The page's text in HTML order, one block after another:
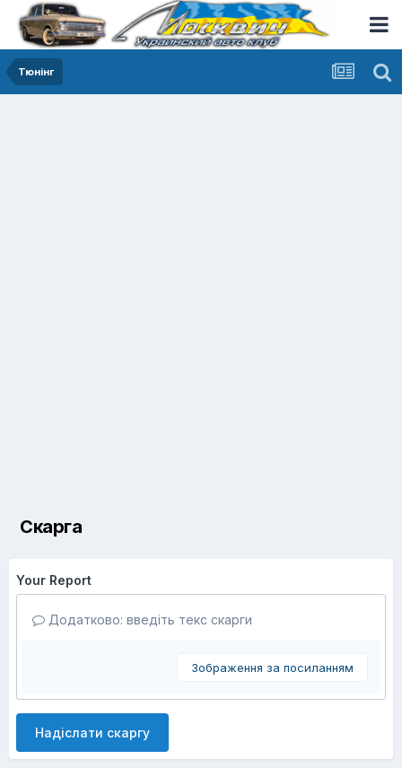
Тюнінг
Скарга
Your Report
Додатково: введіть текс скарги
Зображення за посиланням
Надіслати скаргу